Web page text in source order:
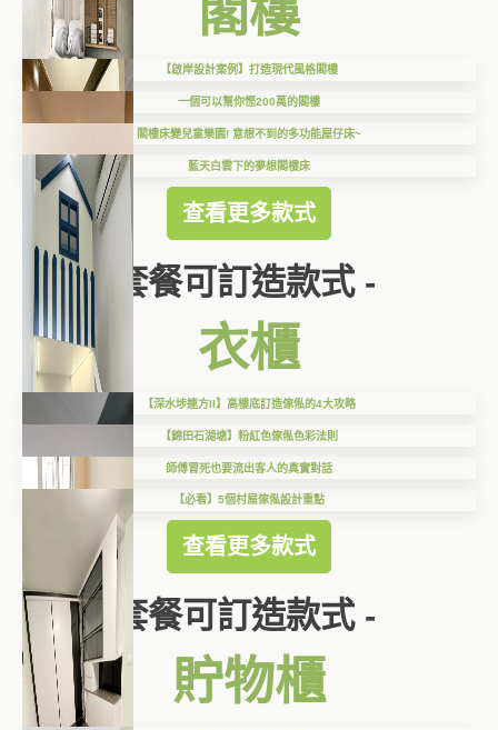
閣樓
【啟岸設計案例】打造現代風格閣樓
一個可以幫你慳200萬的閣樓
閣樓床變兒童樂園! 意想不到的多功能屋仔床~
藍天白雲下的夢想閣樓床
查看更多款式
套餐可訂造款式 -
衣櫃
【深水埗連方II】高樓底訂造傢俬的4大攻略
【錦田石湖塘】粉紅色傢俬色彩法則
師傅冒死也要流出客人的真實對話
【必看】5個村屋傢俬設計重點
查看更多款式
套餐可訂造款式 -
貯物櫃